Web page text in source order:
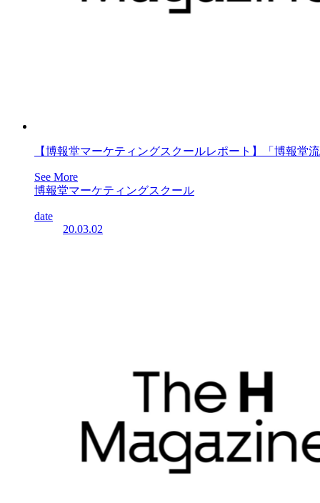
【博報堂マーケティングスクールレポート】「博報堂
See More
博報堂マーケティングスクール
date
20.03.02